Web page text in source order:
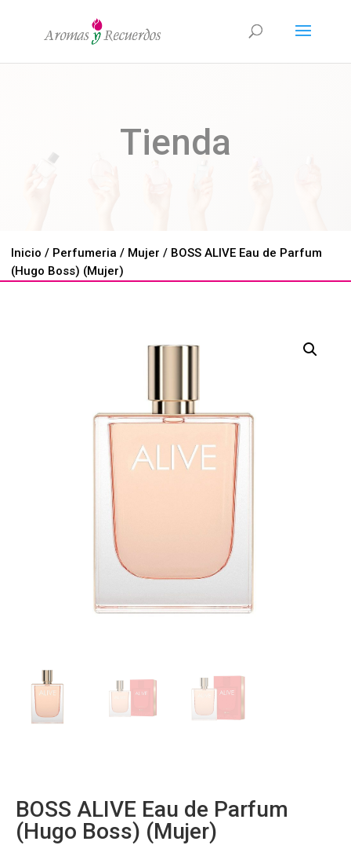
Tienda
Inicio / Perfumeria / Mujer / BOSS ALIVE Eau de Parfum
(Hugo Boss) (Mujer)
BOSS ALIVE Eau de Parfum
(Hugo Boss) (Mujer)